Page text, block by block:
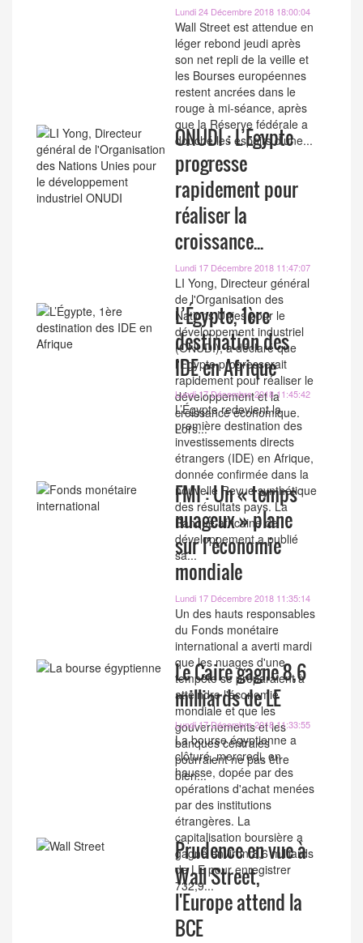
Lundi 24 Décembre 2018 18:00:04
Wall Street est attendue en
léger rebond jeudi après
son net repli de la veille et
les Bourses européennes
restent ancrées dans le
rouge à mi-séance, après
que la Réserve fédérale a
douché les espoirs d'une...
ONUDI : L’Egypte
progresse
rapidement pour
réaliser la
croissance...
Lundi 17 Décembre 2018 11:47:07
LI Yong, Directeur général
de l'Organisation des
Nations Unies pour le
développement industriel
(ONUDI), a déclaré que
l'Egypte progresserait
rapidement pour réaliser le
développement et la
croissance économique.
Lors...
L’Égypte, 1ère
destination des
IDE en Afrique
Lundi 17 Décembre 2018 11:45:42
L’Égypte redevient la
première destination des
investissements directs
étrangers (IDE) en Afrique,
donnée confirmée dans la
nouvelle Revue synthétique
des résultats pays. La
Banque africaine de
développement a publié
sa...
FMI : Un « temps
nuageux » plane
sur l’économie
mondiale
Lundi 17 Décembre 2018 11:35:14
Un des hauts responsables
du Fonds monétaire
international a averti mardi
que les nuages ​​d'une
tempête se préparaient à
atteindre l'économie
mondiale et que les
gouvernements et les
banques centrales
pourraient ne pas être
bien...
Le Caire gagne 8,6
milliards de LE
Lundi 17 Décembre 2018 11:33:55
La bourse égyptienne a
clôturé, mercredi, en
hausse, dopée par des
opérations d'achat menées
par des institutions
étrangères. La
capitalisation boursière a
gagné environ 8,6 milliards
de LE pour enregistrer
732,9...
Prudence en vue à
Wall Street,
l'Europe attend la
BCE